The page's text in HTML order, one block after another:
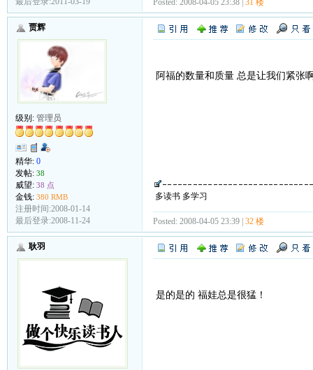
贾辉
级别: 管理员
精华: 0
发帖: 38
威望: 38 点
金钱: 380 RMB
注册时间:2008-01-14
最后登录:2008-11-24
阿福的数量和质量 总是让我们紧张
多读书 多学习
Posted: 2008-04-05 23:39 | 32 楼
耿羽
是的是的 福娃总是很猛！